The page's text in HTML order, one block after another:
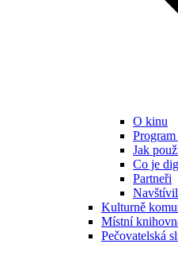
O kinu
Jak
Co je
Partneři
Kulturně
Místní
Pečovatelská